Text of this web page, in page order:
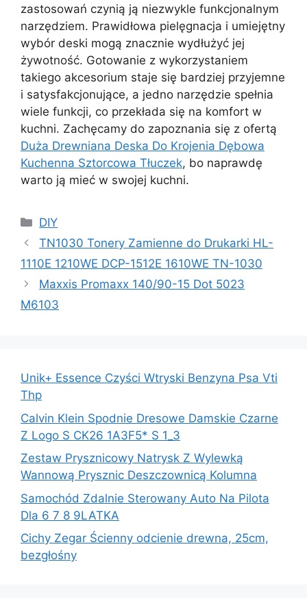
zastosowań czynią ją niezwykle funkcjonalnym
narzędziem. Prawidłowa pielęgnacja i umiejętny
wybór deski mogą znacznie wydłużyć jej
żywotność. Gotowanie z wykorzystaniem
takiego akcesorium staje się bardziej przyjemne
i satysfakcjonujące, a jedno narzędzie spełnia
wiele funkcji, co przekłada się na komfort w
kuchni. Zachęcamy do zapoznania się z ofertą
Duża Drewniana Deska Do Krojenia Dębowa
Kuchenna Sztorcowa Tłuczek, bo naprawdę
warto ją mieć w swojej kuchni.
Kategorie
DIY
TN1030 Tonery Zamienne do Drukarki HL-
1110E 1210WE DCP-1512E 1610WE TN-1030
Maxxis Promaxx 140/90-15 Dot 5023
M6103
Unik+ Essence Czyści Wtryski Benzyna Psa Vti
Thp
Calvin Klein Spodnie Dresowe Damskie Czarne
Z Logo S CK26 1A3F5* S 1_3
Zestaw Prysznicowy Natrysk Z Wylewką
Wannową Prysznic Deszczownicą Kolumna
Samochód Zdalnie Sterowany Auto Na Pilota
Dla 6 7 8 9LATKA
Cichy Zegar Ścienny odcienie drewna, 25cm,
bezgłośny